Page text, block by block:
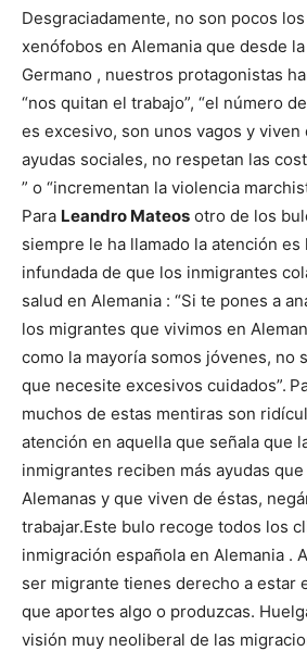
Desgraciadamente, no son pocos
xenófobos en Alemania que desde
Germano , nuestros protagonistas
“nos quitan el trabajo”, “el número
es excesivo, son unos vagos y viven
ayudas sociales, no respetan las
” o “incrementan la violencia
Para Leandro Mateos otro de los
siempre le ha llamado la atención es
infundada de que los inmigrantes
salud en Alemania : “Si te pones a
los migrantes que vivimos en
como la mayoría somos jóvenes, no
que necesite excesivos cuidados”.
muchos de estas mentiras son
atención en aquella que señala que
inmigrantes reciben más ayudas
Alemanas y que viven de éstas,
trabajar.Este bulo recoge todos los
inmigración española en Alemania .
ser migrante tienes derecho a estar
que aportes algo o produzcas.
visión muy neoliberal de las